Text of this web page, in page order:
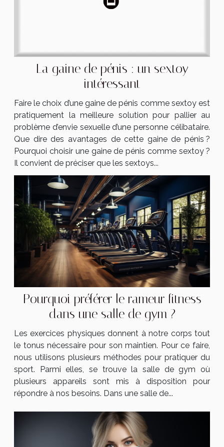
La gaine de pénis : un sextoy
intéressant
Faire le choix d’une gaine de pénis comme sextoy est
pratiquement la meilleure solution pour pallier au
problème d’envie sexuelle d’une personne célibataire.
Que dire des avantages de cette gaine de pénis ?
Pourquoi choisir une gaine de pénis comme sextoy ?
Il convient de préciser que les sextoys...
Pourquoi préférer le rameur fitness
dans une salle de gym ?
Les exercices physiques donnent à notre corps tout
le tonus nécessaire pour son maintien. Pour ce faire,
nous utilisons plusieurs méthodes pour pratiquer du
sport. Parmi elles, se trouve la salle de gym où
plusieurs appareils sont mis à disposition pour
répondre à nos besoins. Dans une salle de...